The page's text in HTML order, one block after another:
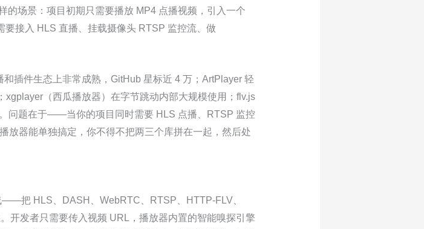
的场景：项目初期只需要播放 MP4 点播视频，引入一个
接入 HLS 直播、挂载摄像头 RTSP 监控流、做
插件生态上非常成熟，GitHub 星标近 4 万；ArtPlayer 轻
（西瓜播放器）在字节跳动内部大规模使用；flv.js
问题在于——当你的项目同时需要 HLS 点播、RTSP 监控
放器能单独搞定，你不得不把两三个库拼在一起，然后处
把 HLS、DASH、WebRTC、RTSP、HTTP-FLV、
开发者只需要传入视频 URL，播放器内置的智能嗅探引擎